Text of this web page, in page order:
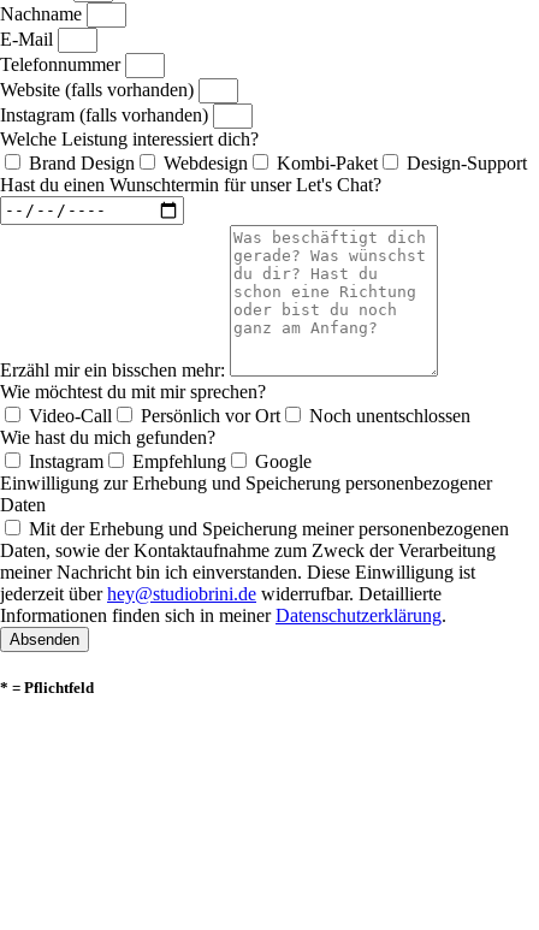
Nachname
E-Mail
Telefonnummer
Website (falls vorhanden)
Instagram (falls vorhanden)
Welche Leistung interessiert dich?
Brand Design
Webdesign Kombi-Paket
Design-Support
Hast du einen Wunschtermin für unser Let's Chat?
Erzähl mir ein bisschen mehr:
Wie möchtest du mit mir sprechen?
Video-Call
Persönlich vor Ort
Noch unentschlossen
Wie hast du mich gefunden?
Instagram
Empfehlung
Google
Einwilligung zur Erhebung und Speicherung personenbezogener
Daten
Mit der Erhebung und Speicherung meiner personenbezogenen
Daten, sowie der Kontaktaufnahme zum Zweck der Verarbeitung
meiner Nachricht bin ich einverstanden. Diese Einwilligung ist
jederzeit überhey@studiobrini.de widerrufbar. Detaillierte
Informationen finden sich in meinerDatenschutzerklärung.
Absenden
* = Pflichtfeld